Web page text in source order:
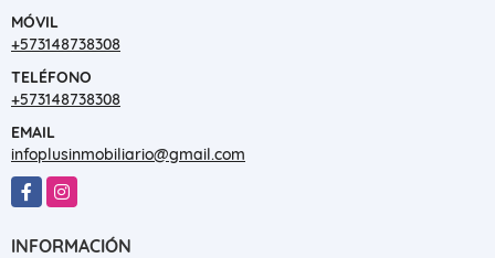
MÓVIL
+573148738308
TELÉFONO
+573148738308
EMAIL
infoplusinmobiliario@gmail.com
FacebookInstagram
INFORMACIÓN